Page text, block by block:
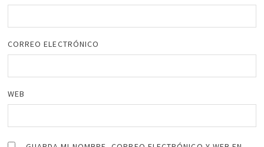
CORREO ELECTRÓNICO
WEB